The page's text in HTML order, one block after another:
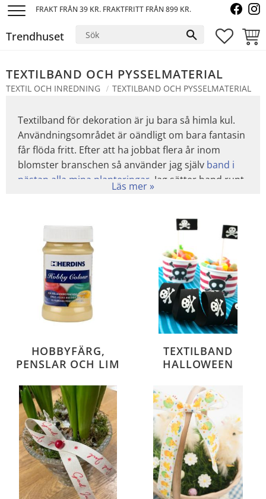
FRAKT FRÅN 39 KR. FRAKTFRITT FRÅN 899 KR.
Trendhuset
TEXTILBAND OCH PYSSELMATERIAL
TEXTIL OCH INREDNING TEXTILBAND OCH PYSSELMATERIAL
Textilband för dekoration är ju bara så himla kul.
Användningsområdet är oändligt om bara fantasin
får flöda fritt. Efter att ha jobbat flera år inom
blomster branschen så använder jag själv band i
nästan alla mina planteringar . Jag sätter band runt
är galet förtjust i
tillsammans med
vaxat
papper. Skrynklar ihop vaxat papper runt en kruka
och knyter ihop med
Supersnyggt tycker
Textilband och jutegarn för dekoration, pyssel
och skapande
HOBBYFÄRG,
PENSLAR OCH LIM
TEXTILBAND
HALLOWEEN